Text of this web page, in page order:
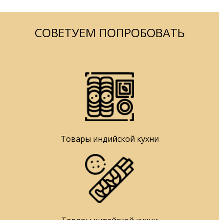
СОВЕТУЕМ ПОПРОБОВАТЬ
Товары индийской кухни